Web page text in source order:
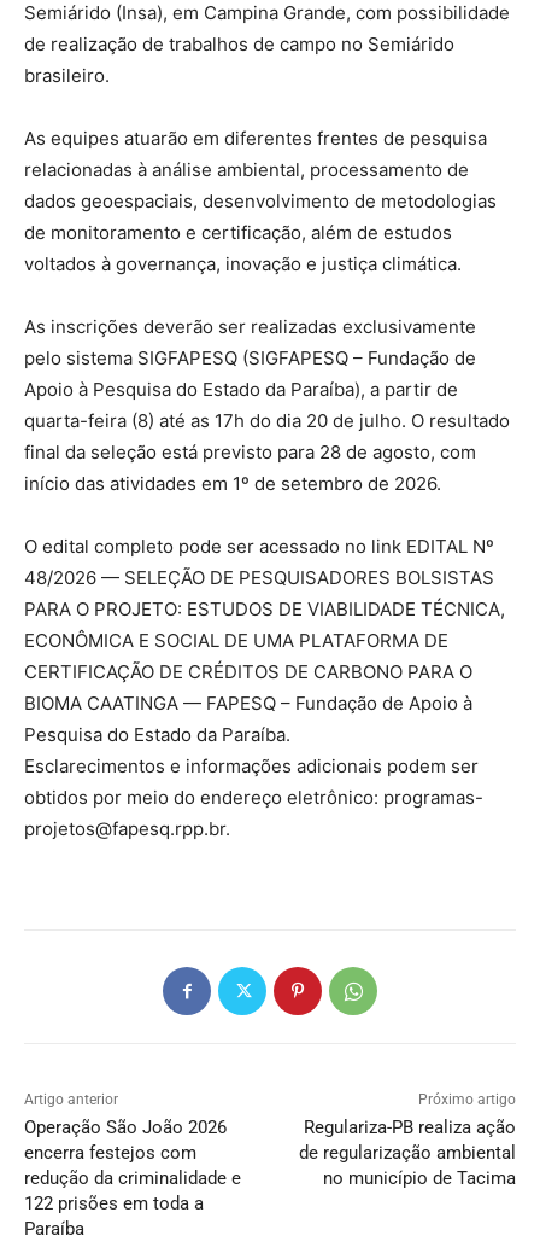
Semiárido (Insa), em Campina Grande, com possibilidade
de realização de trabalhos de campo no Semiárido
brasileiro.
As equipes atuarão em diferentes frentes de pesquisa
relacionadas à análise ambiental, processamento de
dados geoespaciais, desenvolvimento de metodologias
de monitoramento e certificação, além de estudos
voltados à governança, inovação e justiça climática.
As inscrições deverão ser realizadas exclusivamente
pelo sistema SIGFAPESQ (SIGFAPESQ – Fundação de
Apoio à Pesquisa do Estado da Paraíba), a partir de
quarta-feira (8) até as 17h do dia 20 de julho. O resultado
final da seleção está previsto para 28 de agosto, com
início das atividades em 1º de setembro de 2026.
O edital completo pode ser acessado no link EDITAL Nº
48/2026 — SELEÇÃO DE PESQUISADORES BOLSISTAS
PARA O PROJETO: ESTUDOS DE VIABILIDADE TÉCNICA,
ECONÔMICA E SOCIAL DE UMA PLATAFORMA DE
CERTIFICAÇÃO DE CRÉDITOS DE CARBONO PARA O
BIOMA CAATINGA — FAPESQ – Fundação de Apoio à
Pesquisa do Estado da Paraíba.
Esclarecimentos e informações adicionais podem ser
obtidos por meio do endereço eletrônico: programas-
projetos@fapesq.rpp.br.
Artigo anterior
Operação São João 2026
encerra festejos com
redução da criminalidade e
122 prisões em toda a
Paraíba
Próximo artigo
Regulariza-PB realiza ação
de regularização ambiental
no município de Tacima